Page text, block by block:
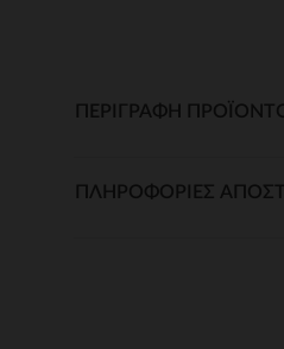
ΠΕΡΙΓΡΑΦΉ
ΠΛΗΡΟΦΟΡΊΕΣ